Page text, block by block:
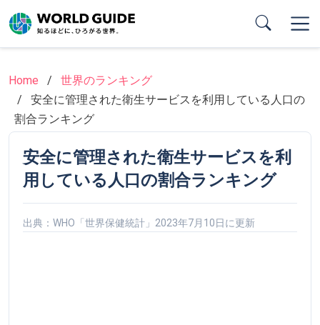
to
main
Home
世界のランキング
安全に管理された衛生サービスを利用している人口の
割合ランキング
安全に管理された衛生サービスを利
用している人口の割合ランキング
出典：WHO「世界保健統計」2023年7月10日に更新